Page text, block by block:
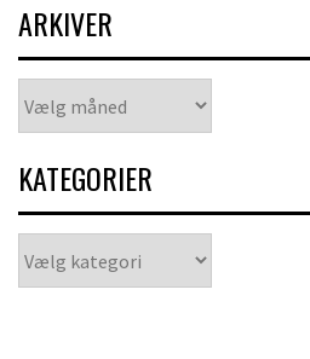
ARKIVER
KATEGORIER